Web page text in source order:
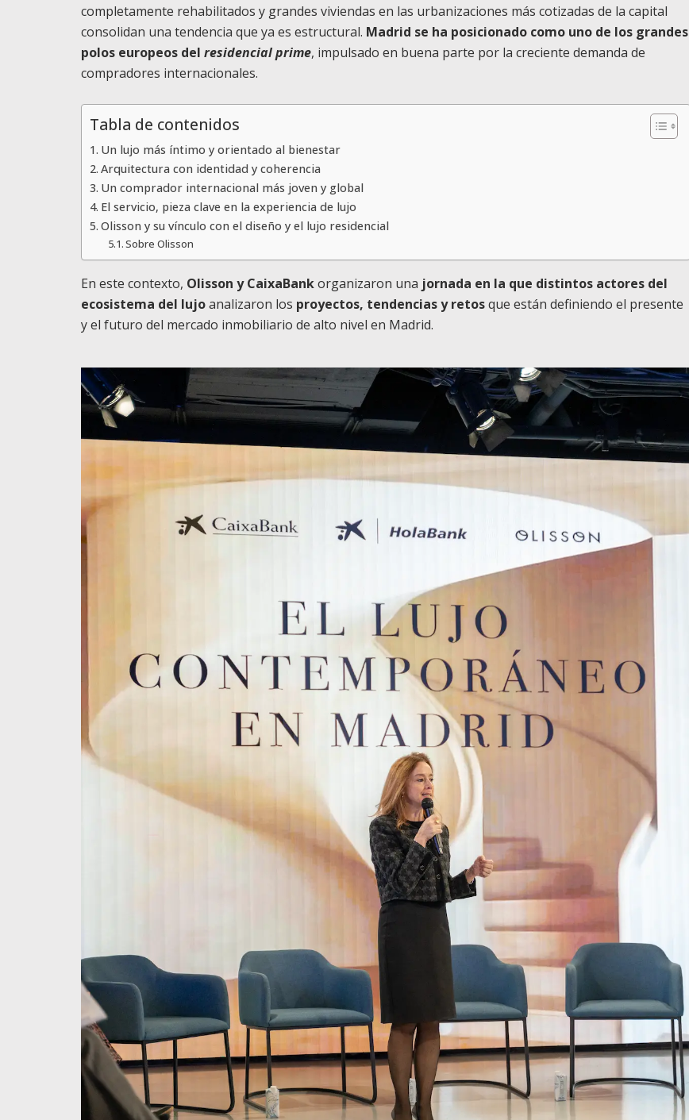
completamente rehabilitados y grandes viviendas en las urbanizaciones más cotizadas de la capital
consolidan una tendencia que ya es estructural. Madrid se ha posicionado como uno de los grandes
polos europeos del residencial prime, impulsado en buena parte por la creciente demanda de
compradores internacionales.
Tabla de contenidos
Un lujo más íntimo y orientado al bienestar
Arquitectura con identidad y coherencia
Un comprador internacional más joven y global
El servicio, pieza clave en la experiencia de lujo
Olisson y su vínculo con el diseño y el lujo residencial
Sobre Olisson
En este contexto, Olisson y CaixaBankorganizaron una jornada en la que distintos actores del
ecosistema del lujoanalizaron los proyectos, tendencias y retosque están definiendo el presente
y el futuro del mercado inmobiliario de alto nivel en Madrid.